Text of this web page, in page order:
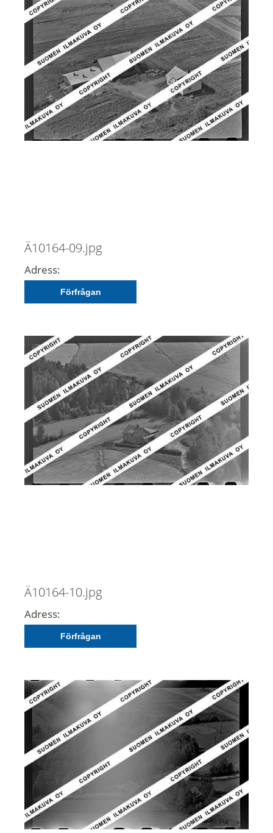
Ä10164-09.jpg
Adress:
Förfrågan
Ä10164-10.jpg
Adress:
Förfrågan